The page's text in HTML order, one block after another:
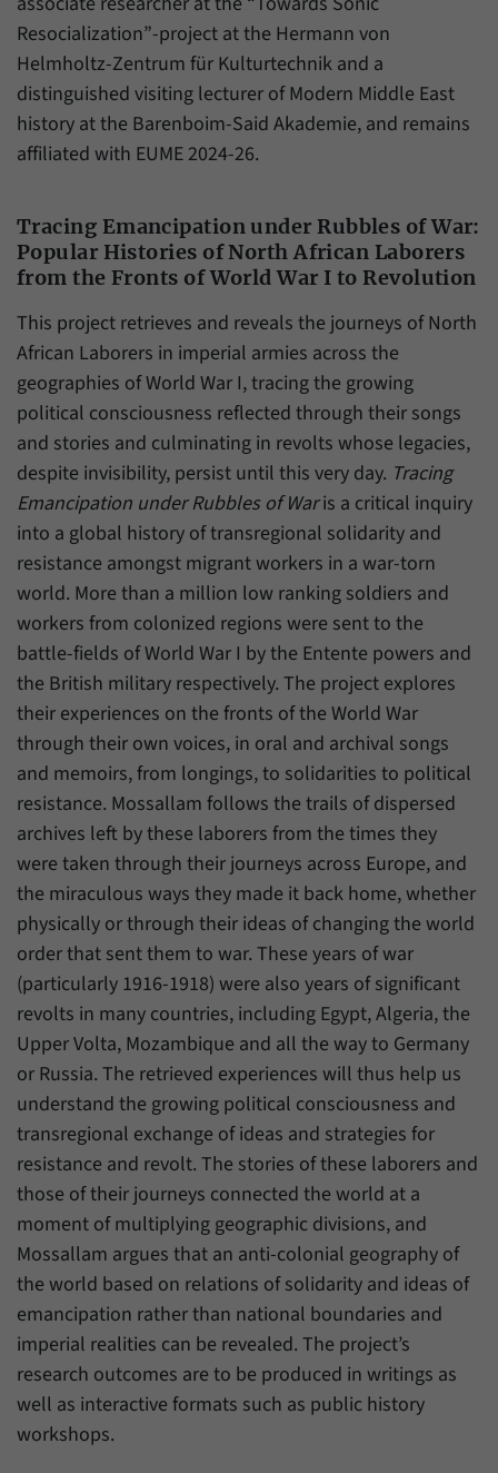
Resocialization”-project at the Hermann von
Helmholtz-Zentrum für Kulturtechnik and a
distinguished visiting lecturer of Modern Middle East
history at the Barenboim-Said Akademie, and remains
affiliated with EUME 2024-26.
Tracing Emancipation under Rubbles of War:
Popular Histories of North African Laborers
from the Fronts of World War I to Revolution
This project retrieves and reveals the journeys of North
African Laborers in imperial armies across the
geographies of World War I, tracing the growing
political consciousness reflected through their songs
and stories and culminating in revolts whose legacies,
despite invisibility, persist until this very day. Tracing
Emancipation under Rubbles of Waris a critical inquiry
into a global history of transregional solidarity and
resistance amongst migrant workers in a war-torn
world. More than a million low ranking soldiers and
workers from colonized regions were sent to the
battle-fields of World War I by the Entente powers and
the British military respectively. The project explores
their experiences on the fronts of the World War
through their own voices, in oral and archival songs
and memoirs, from longings, to solidarities to political
resistance. Mossallam follows the trails of dispersed
archives left by these laborers from the times they
were taken through their journeys across Europe, and
the miraculous ways they made it back home, whether
physically or through their ideas of changing the world
order that sent them to war. These years of war
(particularly 1916-1918) were also years of significant
revolts in many countries, including Egypt, Algeria, the
Upper Volta, Mozambique and all the way to Germany
or Russia. The retrieved experiences will thus help us
understand the growing political consciousness and
transregional exchange of ideas and strategies for
resistance and revolt. The stories of these laborers and
those of their journeys connected the world at a
moment of multiplying geographic divisions, and
Mossallam argues that an anti-colonial geography of
the world based on relations of solidarity and ideas of
emancipation rather than national boundaries and
imperial realities can be revealed. The project’s
research outcomes are to be produced in writings as
well as interactive formats such as public history
workshops.